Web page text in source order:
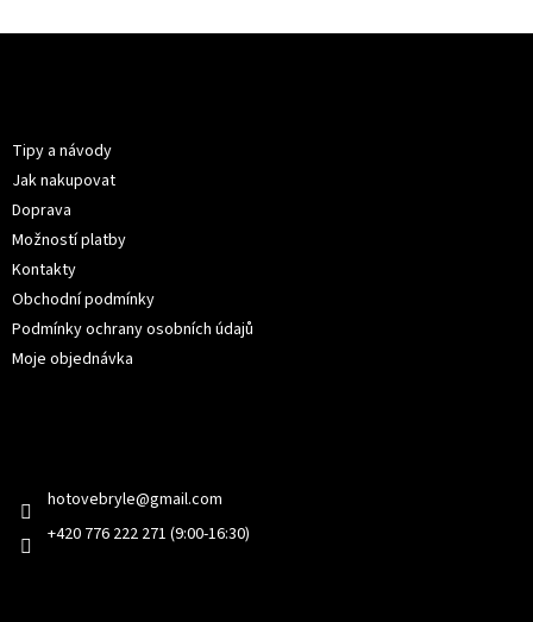
Tipy a návody
Jak nakupovat
Doprava
Možností platby
Kontakty
Obchodní podmínky
Podmínky ochrany osobních údajů
Moje objednávka
hotovebryle@gmail.com
+420 776 222 271 (9:00-16:30)